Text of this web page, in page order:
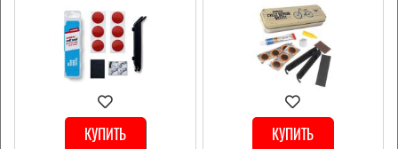
КУПИТЬ КУПИТЬ